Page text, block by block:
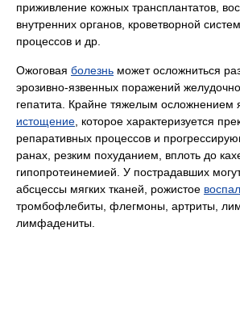
приживление кожных трансплантатов,
внутренних органов, кроветворной
процессов и др.
Ожоговая болезнь может осложниться
эрозивно-язвенных поражений
гепатита. Крайне тяжелым осложнением
истощение , которое характеризуется
репаративных процессов и
ранах, резким похуданием, вплоть до
гипопротеинемией. У пострадавших
абсцессы мягких тканей, рожистое
тромбофлебиты, флегмоны, артриты,
лимфадениты.